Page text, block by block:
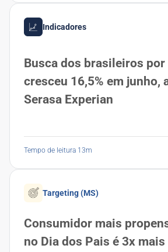
Indicadores
Busca dos brasileiros
cresceu 16,5% em junho,
Serasa Experian
Tempo de leitura 13m
Targeting (MS)
Consumidor mais
no Dia dos Pais é 3x